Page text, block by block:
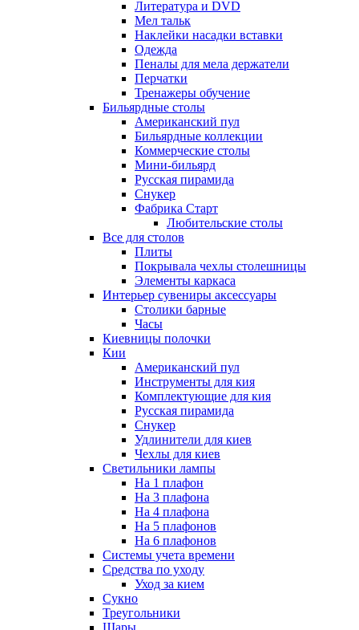
Литература и DVD
Мел тальк
Наклейки насадки вставки
Одежда
Пеналы для мела держатели
Перчатки
Тренажеры обучение
Бильярдные столы
Американский пул
Бильярдные коллекции
Коммерческие столы
Мини-бильярд
Русская пирамида
Снукер
Фабрика Старт
Любительские столы
Все для столов
Плиты
Покрывала чехлы столешницы
Элементы каркаса
Интерьер сувениры аксессуары
Столики барные
Часы
Киевницы полочки
Кии
Американский пул
Инструменты для кия
Комплектующие для кия
Русская пирамида
Снукер
Удлинители для киев
Чехлы для киев
Светильники лампы
На 1 плафон
На 3 плафона
На 4 плафона
На 5 плафонов
На 6 плафонов
Системы учета времени
Средства по уходу
Уход за кием
Сукно
Треугольники
Шары